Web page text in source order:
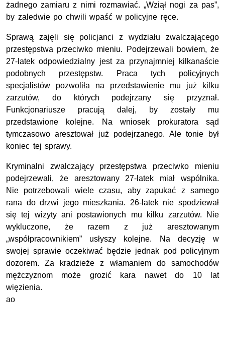
żadnego zamiaru z nimi rozmawiać. „Wziął nogi za pas”,
by zaledwie po chwili wpaść w policyjne ręce.
Sprawą zajęli się policjanci z wydziału zwalczającego
przestępstwa przeciwko mieniu. Podejrzewali bowiem, że
27-latek odpowiedzialny jest za przynajmniej kilkanaście
podobnych przestępstw. Praca tych policyjnych
specjalistów pozwoliła na przedstawienie mu już kilku
zarzutów, do których podejrzany się przyznał.
Funkcjonariusze pracują dalej, by zostały mu
przedstawione kolejne. Na wniosek prokuratora sąd
tymczasowo aresztował już podejrzanego. Ale tonie był
koniec tej sprawy.
Kryminalni zwalczający przestępstwa przeciwko mieniu
podejrzewali, że aresztowany 27-latek miał wspólnika.
Nie potrzebowali wiele czasu, aby zapukać z samego
rana do drzwi jego mieszkania. 26-latek nie spodziewał
się tej wizyty ani postawionych mu kilku zarzutów. Nie
wykluczone, że razem z już aresztowanym
„współpracownikiem” usłyszy kolejne. Na decyzję w
swojej sprawie oczekiwać będzie jednak pod policyjnym
dozorem. Za kradzieże z włamaniem do samochodów
mężczyznom może grozić kara nawet do 10 lat
więzienia.
ao